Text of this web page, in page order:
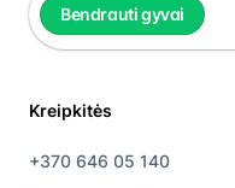
Bendrauti gyvai
Kreipkitės
+370 646 05 140